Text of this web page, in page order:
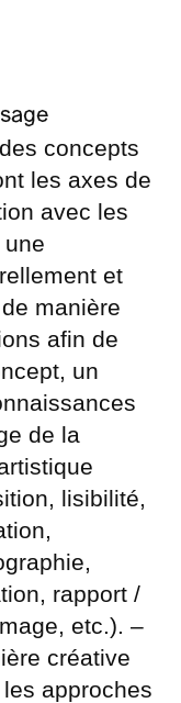
concepts
les axes de
avec les
une
et
manière
afin de
un
de la
lisibilité,
rapport /
etc.). –
créative
approches